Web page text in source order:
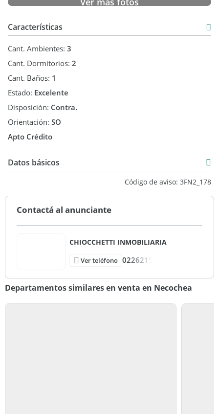
Características
Cant. Ambientes: 3
Cant. Dormitorios: 2
Cant. Baños: 1
Estado: Excelente
Disposición: Contra.
Orientación: SO
Apto Crédito
Datos básicos
USD 48.000
Código de aviso: 3FN2_178
Contactá al anunciante
CHIOCCHETTI INMOBILIARIA
Ver teléfono 0226215
Departamentos similares en venta en Necochea